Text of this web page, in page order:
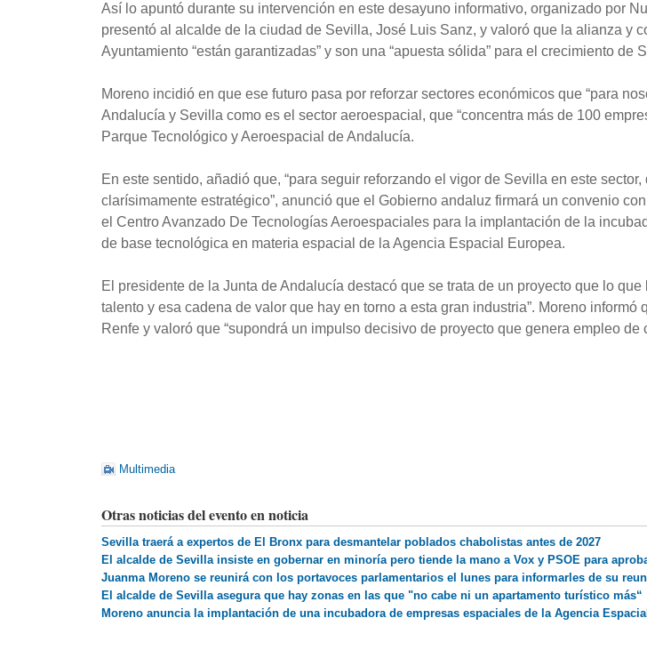
Así lo apuntó durante su intervención en este desayuno informativo, organizado por
presentó al alcalde de la ciudad de Sevilla, José Luis Sanz, y valoró que la alianza y
Ayuntamiento “están garantizadas” y son una “apuesta sólida” para el crecimiento de
Moreno incidió en que ese futuro pasa por reforzar sectores económicos que “para
Andalucía y Sevilla como es el sector aeroespacial, que “concentra más de 100
Parque Tecnológico y Aeroespacial de Andalucía.
En este sentido, añadió que, “para seguir reforzando el vigor de Sevilla en este
clarísimamente estratégico”, anunció que el Gobierno andaluz firmará un convenio
el Centro Avanzado De Tecnologías Aeroespaciales para la implantación de la
de base tecnológica en materia espacial de la Agencia Espacial Europea.
El presidente de la Junta de Andalucía destacó que se trata de un proyecto que lo que
talento y esa cadena de valor que hay en torno a esta gran industria”. Moreno informó
Renfe y valoró que “supondrá un impulso decisivo de proyecto que genera empleo de
Multimedia
Otras noticias del evento en noticia
Sevilla traerá a expertos de El Bronx para desmantelar poblados chabolistas antes de 2027
El alcalde de Sevilla insiste en gobernar en minoría pero tiende la mano a Vox y PSOE para
Juanma Moreno se reunirá con los portavoces parlamentarios el lunes para informarles de su
El alcalde de Sevilla asegura que hay zonas en las que "no cabe ni un apartamento turístico más“
Moreno anuncia la implantación de una incubadora de empresas espaciales de la Agencia